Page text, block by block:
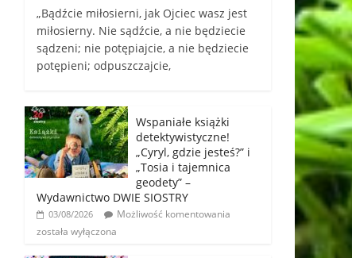
„Bądźcie miłosierni, jak Ojciec wasz jest
miłosierny. Nie sądźcie, a nie będziecie
sądzeni; nie potępiajcie, a nie będziecie
potępieni; odpuszczajcie,
Wspaniałe książki
detektywistyczne!
„Cyryl, gdzie jesteś?” i
„Tosia i tajemnica
geodety” –
Wydawnictwo DWIE SIOSTRY
03/08/2026
Możliwość komentowania
została wyłączona